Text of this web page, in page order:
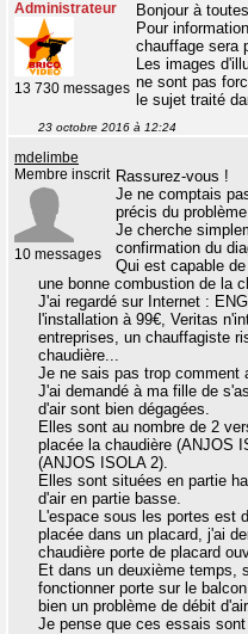
Administrateur
13 730 messages
Bonjour à
Pour
chauffage sera
Les images
ne sont pas
le sujet traité
23 octobre 2016 à 12:24
mdelimbe
Membre inscrit
10 messages
Rassurez-vous !
Je ne comptais
précis du
Je cherche
confirmation du
Qui est capable
une bonne combustion de la
J'ai regardé sur Internet :
l'installation à 99€, Veritas
entreprises, un chauffagiste
chaudière...
Je ne sais pas trop comment
J'ai demandé à ma fille de
d'air sont bien dégagées.
Elles sont au nombre de 2
placée la chaudière (ANJOS
(ANJOS ISOLA 2).
Elles sont situées en partie
d'air en partie basse.
L'espace sous les portes est
placée dans un placard, j'ai
chaudière porte de placard
Et dans un deuxième temps,
fonctionner porte sur le
bien un problème de débit
Je pense que ces essais